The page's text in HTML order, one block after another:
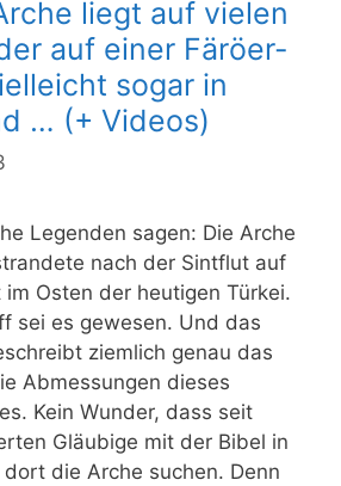
liegt auf vielen
auf einer Färöer-
sogar in
… (+ Videos)
Legenden sagen: Die Arche
nach der Sintflut auf
Osten der heutigen Türkei.
sei es gewesen. Und das
ziemlich genau das
Abmessungen dieses
Kein Wunder, dass seit
Gläubige mit der Bibel in
die Arche suchen. Denn